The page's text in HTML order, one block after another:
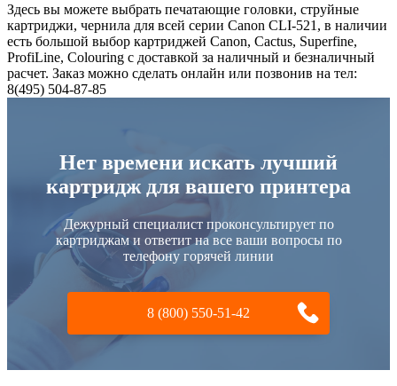
Здесь вы можете выбрать печатающие головки, струйные
картриджи, чернила для всей серии Canon CLI-521, в наличии
есть большой выбор картриджей Canon, Cactus, Superfine,
ProfiLine, Colouring с доставкой за наличный и безналичный
расчет. Заказ можно сделать онлайн или позвонив на тел:
8(495) 504-87-85
Нет времени искать лучший
картридж для вашего принтера
Дежурный специалист проконсультирует по
картриджам и ответит на все ваши вопросы по
телефону горячей линии
8 (800) 550-51-42